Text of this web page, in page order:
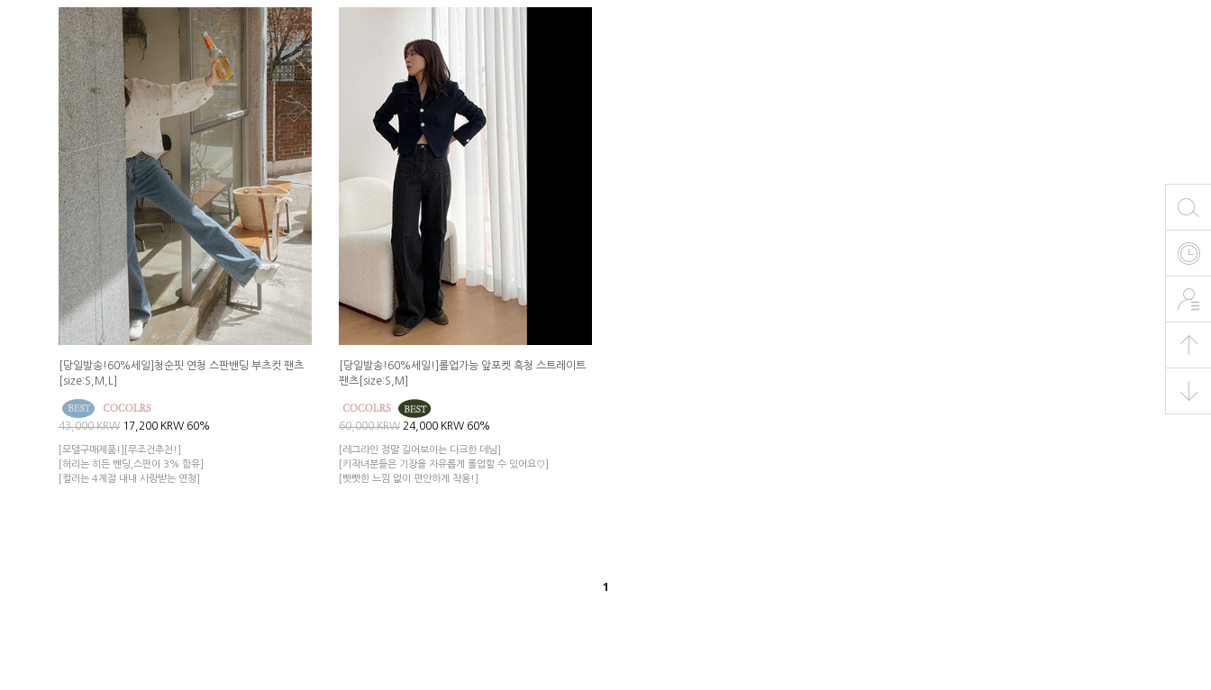
[당일발송!60%세일]청순핏 연청 스판밴딩 부츠컷 팬츠
[size:S,M,L]
43,000 KRW 17,200 KRW 60%
[모델구매제품!][무조건추천!]
[허리는 히든 밴딩,스판이 3% 함유]
[컬러는 4계절 내내 사랑받는 연청]
[당일발송!60%세일!]롤업가능 앞포켓 흑청 스트레이트
팬츠[size:S,M]
60,000 KRW 24,000 KRW 60%
[레그라인 정말 길어보이는 다크한 데님]
[키작녀분들은 기장을 자유롭게 롤업할 수 있어요♡]
[빳빳한 느낌 없이 편안하게 착용!]
1